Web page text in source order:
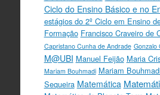
Ciclo do Ensino Básico e no
estágios do 2º Ciclo em Ensino
Formação Francisco Craveiro de
Capristano Cunha de Andrade Gonzalo
M@UBI Manuel Feijão Maria
Mariam Bouhmadi Mariam
Sequeira Matemática